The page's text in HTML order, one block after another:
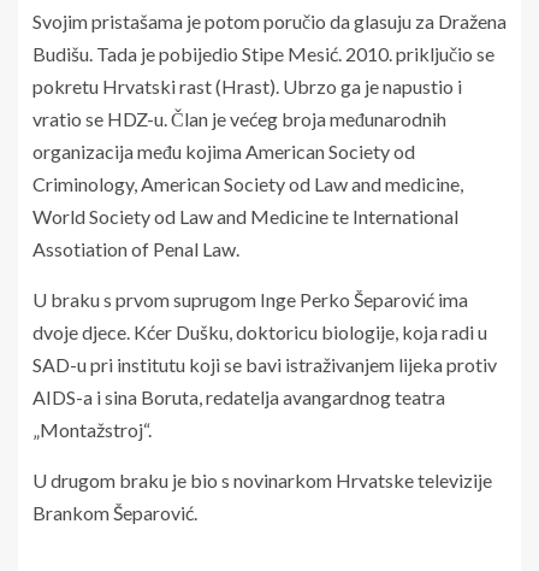
Svojim pristašama je potom poručio da glasuju za Dražena
Budišu. Tada je pobijedio Stipe Mesić. 2010. priključio se
pokretu Hrvatski rast (Hrast). Ubrzo ga je napustio i
vratio se HDZ-u. Član je većeg broja međunarodnih
organizacija među kojima American Society od
Criminology, American Society od Law and medicine,
World Society od Law and Medicine te International
Assotiation of Penal Law.
U braku s prvom suprugom Inge Perko Šeparović ima
dvoje djece. Kćer Dušku, doktoricu biologije, koja radi u
SAD-u pri institutu koji se bavi istraživanjem lijeka protiv
AIDS-a i sina Boruta, redatelja avangardnog teatra
„Montažstroj“.
U drugom braku je bio s novinarkom Hrvatske televizije
Brankom Šeparović.